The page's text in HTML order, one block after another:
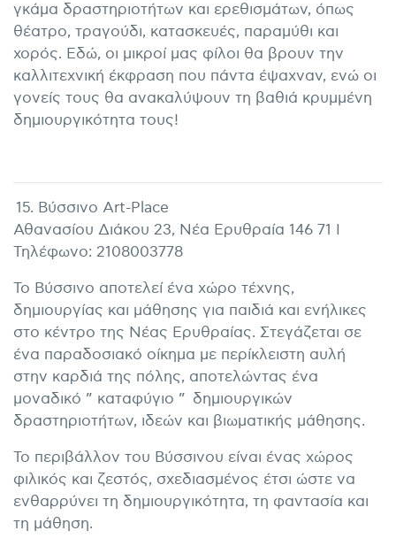
γκάμα δραστηριοτήτων και ερεθισμάτων, όπως
θέατρο, τραγούδι, κατασκευές, παραμύθι και
χορός. Εδώ, οι μικροί μας φίλοι θα βρουν την
καλλιτεχνική έκφραση που πάντα έψαχναν, ενώ οι
γονείς τους θα ανακαλύψουν τη βαθιά κρυμμένη
δημιουργικότητα τους!
15. Βύσσινο Art-Place
Αθανασίου Διάκου 23, Νέα Ερυθραία 146 71 I
Τηλέφωνο: 2108003778
Το Βύσσινο αποτελεί ένα χώρο τέχνης,
δημιουργίας και μάθησης για παιδιά και ενήλικες
στο κέντρο της Νέας Ερυθραίας. Στεγάζεται σε
ένα παραδοσιακό οίκημα με περίκλειστη αυλή
στην καρδιά της πόλης, αποτελώντας ένα
μοναδικό ” καταφύγιο ” δημιουργικών
δραστηριοτήτων, ιδεών και βιωματικής μάθησης.
Το περιβάλλον του Βύσσινου είναι ένας χώρος
φιλικός και ζεστός, σχεδιασμένος έτσι ώστε να
ενθαρρύνει τη δημιουργικότητα, τη φαντασία και
τη μάθηση.